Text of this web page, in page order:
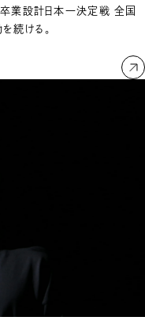
卒業設計日本一決定戦 全国
続ける。